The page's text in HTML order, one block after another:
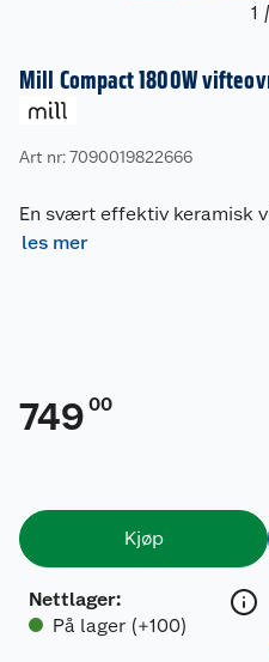
1 /
Mill Compact 1800W
Art nr: 7090019822666
En svært effektiv keramisk
les mer
749 00
Kjøp
Nettlager:
På lager (+100)